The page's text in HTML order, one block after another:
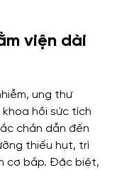
viện dài
ung thư
hồi sức tích
chắn dẫn đến
thiếu hụt, trì
cơ bắp. Đặc biệt,